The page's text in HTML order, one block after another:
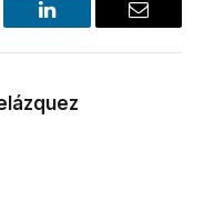
LinkedIn Email